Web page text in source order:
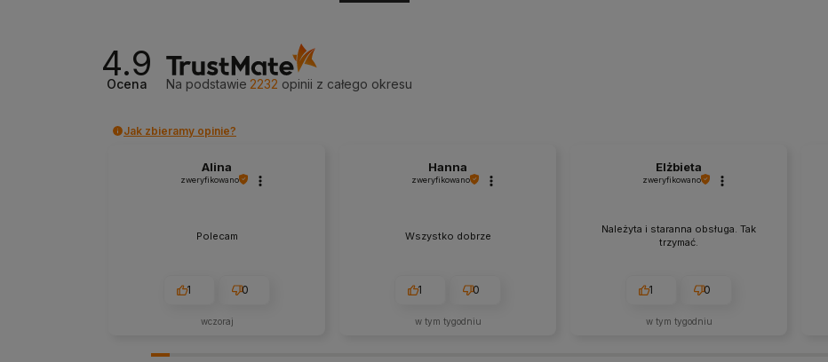
4.9
Ocena Na podstawie 2232 opinii z całego okresu
Jak zbieramy opinie?
Alina
zweryfikowano
Polecam
1 0
wczoraj
Hanna
zweryfikowano
Wszystko dobrze
1 0
w tym tygodniu
Elżbieta
zweryfikowano
Należyta i staranna obsługa. Tak
trzymać.
1 0
w tym tygodniu